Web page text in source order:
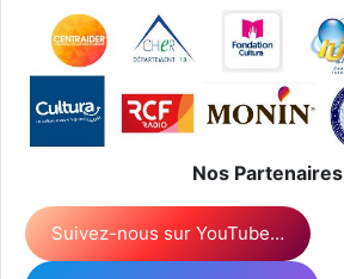
Nos Partenaires
Suivez-nous sur YouTube…